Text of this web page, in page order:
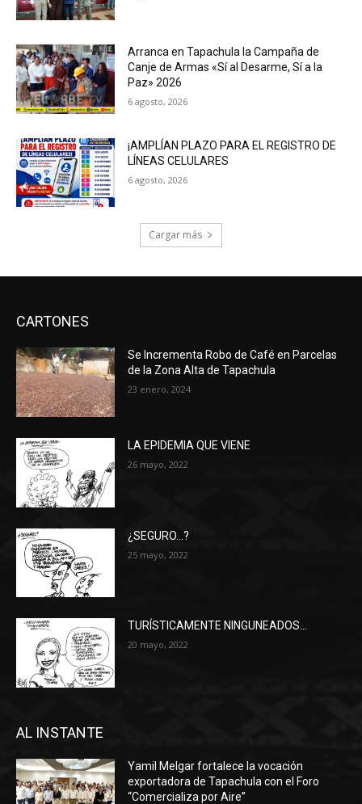
Arranca en Tapachula la Campaña de
Canje de Armas «Sí al Desarme, Sí a la
Paz» 2026
6 agosto, 2026
¡AMPLÍAN PLAZO PARA EL REGISTRO DE
LÍNEAS CELULARES
6 agosto, 2026
Cargar más
CARTONES
Se Incrementa Robo de Café en Parcelas
de la Zona Alta de Tapachula
23 enero, 2024
LA EPIDEMIA QUE VIENE
26 mayo, 2022
¿SEGURO…?
25 mayo, 2022
TURÍSTICAMENTE NINGUNEADOS…
20 mayo, 2022
AL INSTANTE
Yamil Melgar fortalece la vocación
exportadora de Tapachula con el Foro
“Comercializa por Aire”